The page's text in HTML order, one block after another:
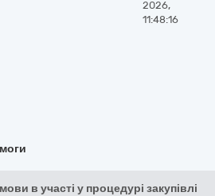
2026,
11:48:16
в участі у процедурі закупівлі